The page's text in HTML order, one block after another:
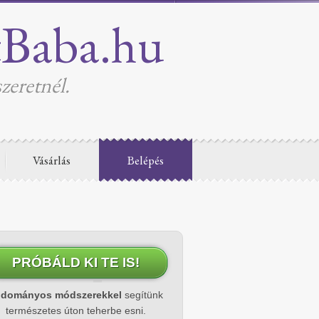
Vásárlás Belépés
PRÓBÁLD KI TE IS!
módszerekkel segítünk
természetes úton teherbe esni.